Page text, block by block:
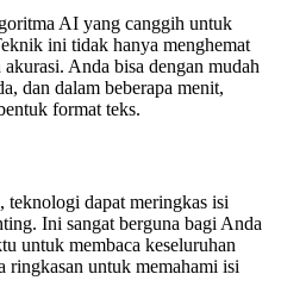
AI yang canggih untuk
ini tidak hanya menghemat
Anda bisa dengan mudah
dan dalam beberapa menit,
format teks.
teknologi dapat meringkas isi
Ini sangat berguna bagi Anda
untuk membaca keseluruhan
ringkasan untuk memahami isi